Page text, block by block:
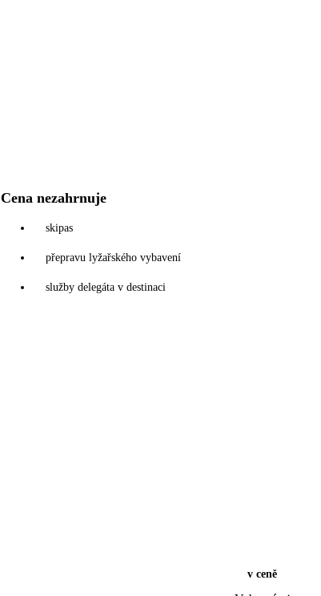
Cena nezahrnuje
skipas
přepravu lyžařského vybavení
služby delegáta v destinaci
v ceně